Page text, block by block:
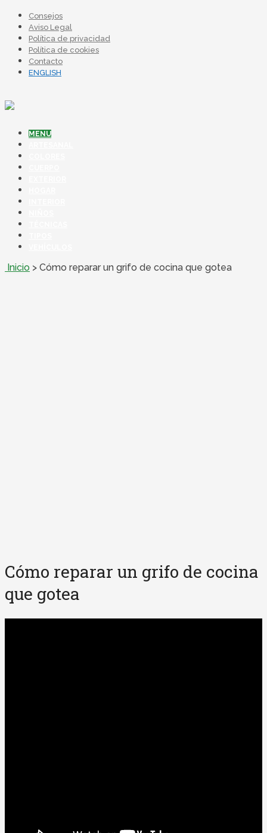
Consejos
Aviso Legal
Política de privacidad
Política de cookies
Contacto
ENGLISH
MENU
Inicio > Cómo reparar un grifo de cocina que gotea
Cómo reparar un grifo de cocina
que gotea